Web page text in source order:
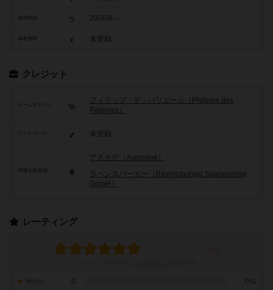
2006年～
参考価格 未登録
クレジット
ゲームデザイン
フィリップ・デ・パリエール（Philippe des
Pallieres）
アートワーク 未登録
アスモデ（Asmodee）
ラベンスバーガー（Ravensburger Spieleverlag
GmbH）
レーティング
0 0%